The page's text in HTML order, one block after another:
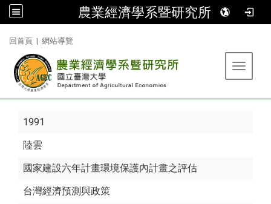
農業經濟學系暨研究所
回首頁 | 網站導覽
Toggle
1991
陸雲
國家建設六年計畫環境保護內計畫之評估
台灣經濟預測與政策